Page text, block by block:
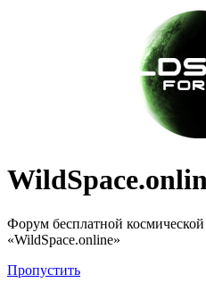
Форум бесплатной космической
«WildSpace.online»
Пропустить